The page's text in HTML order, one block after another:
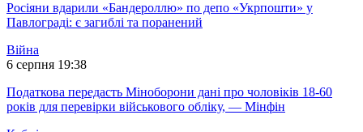
Росіяни вдарили «Бандероллю» по депо «Укрпошти» у
Павлограді: є загиблі та поранений
Війна
6 серпня 19:38
Податкова передасть Міноборони дані про чоловіків 18-60
років для перевірки військового обліку, — Мінфін